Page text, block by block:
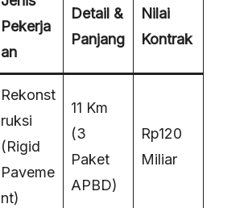
Pekerja
an
Detail &
Panjang
Nilai
Kontrak
Rekonst
ruksi
(Rigid
Paveme
nt)
11 Km
(3
Paket
APBD)
Rp120
Miliar